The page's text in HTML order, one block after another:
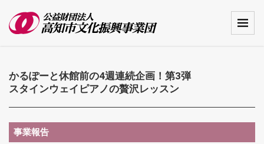
かるぽーと休館前の4週連続企画！第3弾
スタインウェイピアノの贅沢レッスン
事業報告